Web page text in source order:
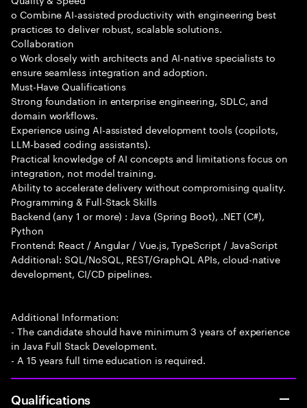
o Combine AI-assisted productivity with engineering best
practices to deliver robust, scalable solutions.
Collaboration
o Work closely with architects and AI-native specialists to
ensure seamless integration and adoption.
Must-Have Qualifications
Strong foundation in enterprise engineering, SDLC, and
domain workflows.
Experience using AI-assisted development tools (copilots,
LLM-based coding assistants).
Practical knowledge of AI concepts and limitations focus on
integration, not model training.
Ability to accelerate delivery without compromising quality.
Programming & Full-Stack Skills
Backend (any 1 or more) : Java (Spring Boot), .NET (C#),
Python
Frontend: React / Angular / Vue.js, TypeScript / JavaScript
Additional: SQL/NoSQL, REST/GraphQL APIs, cloud-native
development, CI/CD pipelines.
Additional Information:
- The candidate should have minimum 3 years of experience
in Java Full Stack Development.
- A 15 years full time education is required.
Qualifications